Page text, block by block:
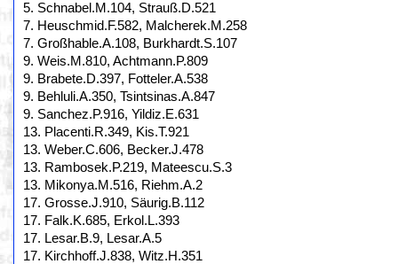
5. Schnabel.M.104, Strauß.D.521
7. Heuschmid.F.582, Malcherek.M.258
7. Großhable.A.108, Burkhardt.S.107
9. Weis.M.810, Achtmann.P.809
9. Brabete.D.397, Fotteler.A.538
9. Behluli.A.350, Tsintsinas.A.847
9. Sanchez.P.916, Yildiz.E.631
13. Placenti.R.349, Kis.T.921
13. Weber.C.606, Becker.J.478
13. Rambosek.P.219, Mateescu.S.3
13. Mikonya.M.516, Riehm.A.2
17. Grosse.J.910, Säurig.B.112
17. Falk.K.685, Erkol.L.393
17. Lesar.B.9, Lesar.A.5
17. Kirchhoff.J.838, Witz.H.351